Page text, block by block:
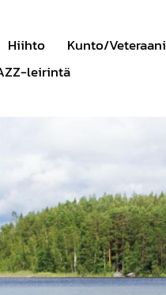
Hiihto Kunto/Veteraani
leirintä